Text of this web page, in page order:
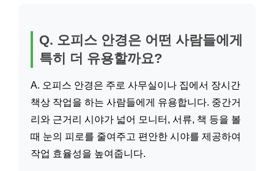
Q. 오피스 안경은 어떤 사람들에게
특히 더 유용할까요?
A. 오피스 안경은 주로 사무실이나 집에서 장시간
책상 작업을 하는 사람들에게 유용합니다. 중간거
리와 근거리 시야가 넓어 모니터, 서류, 책 등을 볼
때 눈의 피로를 줄여주고 편안한 시야를 제공하여
작업 효율성을 높여줍니다.